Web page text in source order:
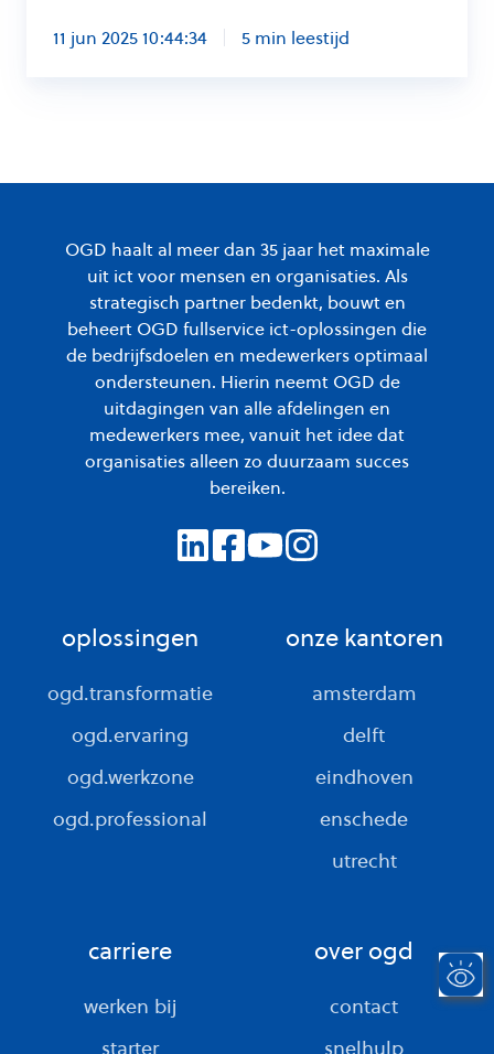
11 jun 2025 10:44:34 5 min leestijd
OGD haalt al meer dan 35 jaar het maximale
uit ict voor mensen en organisaties. Als
strategisch partner bedenkt, bouwt en
beheert OGD fullservice ict-oplossingen die
de bedrijfsdoelen en medewerkers optimaal
ondersteunen. Hierin neemt OGD de
uitdagingen van alle afdelingen en
medewerkers mee, vanuit het idee dat
organisaties alleen zo duurzaam succes
bereiken.
oplossingen
ogd.transformatie
ogd.ervaring
ogd.werkzone
ogd.professional
onze kantoren
amsterdam
delft
eindhoven
enschede
utrecht
carriere
werken bij
starter
over ogd
contact
snelhulp